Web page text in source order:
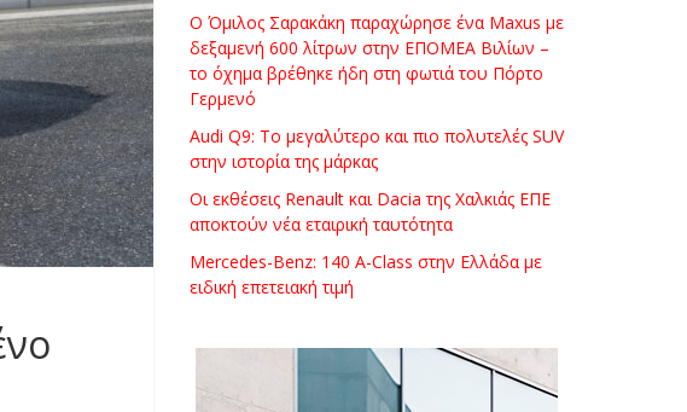
Ο Όμιλος Σαρακάκη παραχώρησε ένα Maxus με
δεξαμενή 600 λίτρων στην ΕΠΟΜΕΑ Βιλίων –
το όχημα βρέθηκε ήδη στη φωτιά του Πόρτο
Γερμενό
Audi Q9: Το μεγαλύτερο και πιο πολυτελές SUV
στην ιστορία της μάρκας
Οι εκθέσεις Renault και Dacia της Χαλκιάς ΕΠΕ
αποκτούν νέα εταιρική ταυτότητα
Mercedes-Benz: 140 A-Class στην Ελλάδα με
ειδική επετειακή τιμή